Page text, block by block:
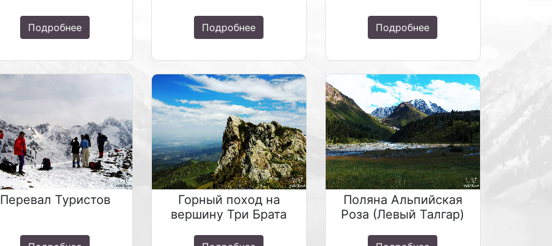
Подробнее Подробнее Подробнее
Перевал Туристов
Горный поход на
вершину Три Брата
Поляна Альпийская
Роза (Левый Талгар)